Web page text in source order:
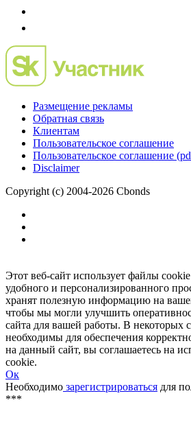
Размещение рекламы
Обратная связь
Пользовательское соглашение
Copyright (c) 2004-2026 Cbonds
Этот веб-сайт использует файлы
удобного и персонализированного
хранят полезную информацию на
чтобы мы могли улучшить
сайта для вашей работы. В некоторых
необходимы для обеспечения
на данный сайт, вы соглашаетесь на